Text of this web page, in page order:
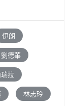
伊朗
劉德華
拉
林志玲